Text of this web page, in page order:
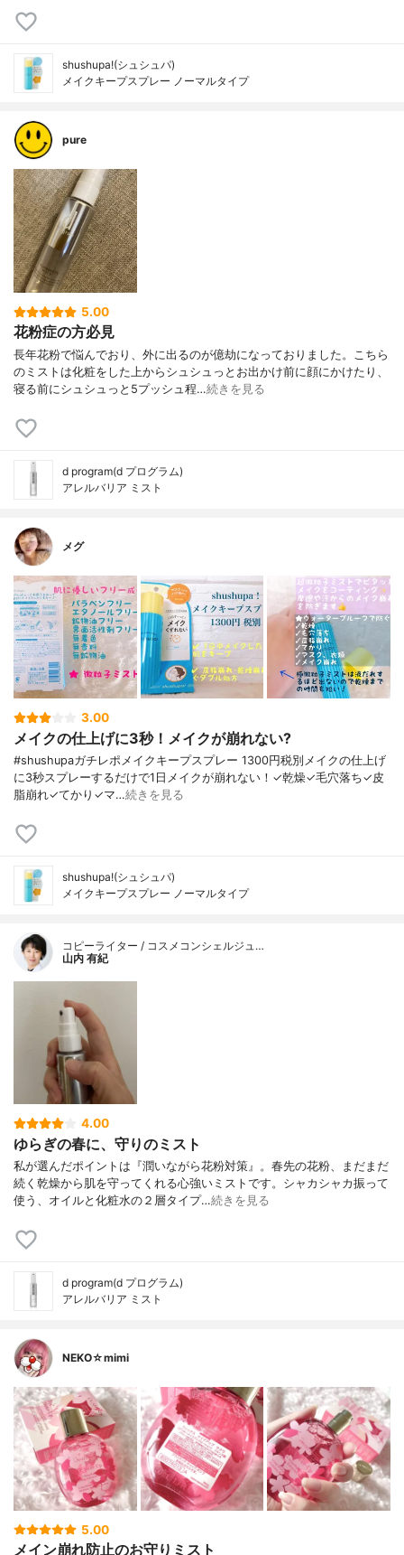
shushupa!(シュシュパ)
メイクキープスプレー ノーマルタイプ
pure
5.00
花粉症の方必見
長年花粉で悩んでおり、外に出るのが億劫になっておりました。こちら
のミストは化粧をした上からシュシュっとお出かけ前に顔にかけたり、
寝る前にシュシュっと5プッシュ程…続きを見る
d program(d プログラム)
アレルバリア ミスト
メグ
3.00
メイクの仕上げに3秒！メイクが崩れない?
#shushupaガチレポメイクキープスプレー 1300円税別メイクの仕上げ
に3秒スプレーするだけで1日メイクが崩れない！✓乾燥✓毛穴落ち✓皮
脂崩れ✓てかり✓マ…続きを見る
shushupa!(シュシュパ)
メイクキープスプレー ノーマルタイプ
コピーライター / コスメコンシェルジュ…
山内 有紀
4.00
ゆらぎの春に、守りのミスト
私が選んだポイントは『潤いながら花粉対策』。春先の花粉、まだまだ
続く乾燥から肌を守ってくれる心強いミストです。シャカシャカ振って
使う、オイルと化粧水の２層タイプ…続きを見る
d program(d プログラム)
アレルバリア ミスト
NEKO☆mimi
5.00
メイン崩れ防止のお守りミスト